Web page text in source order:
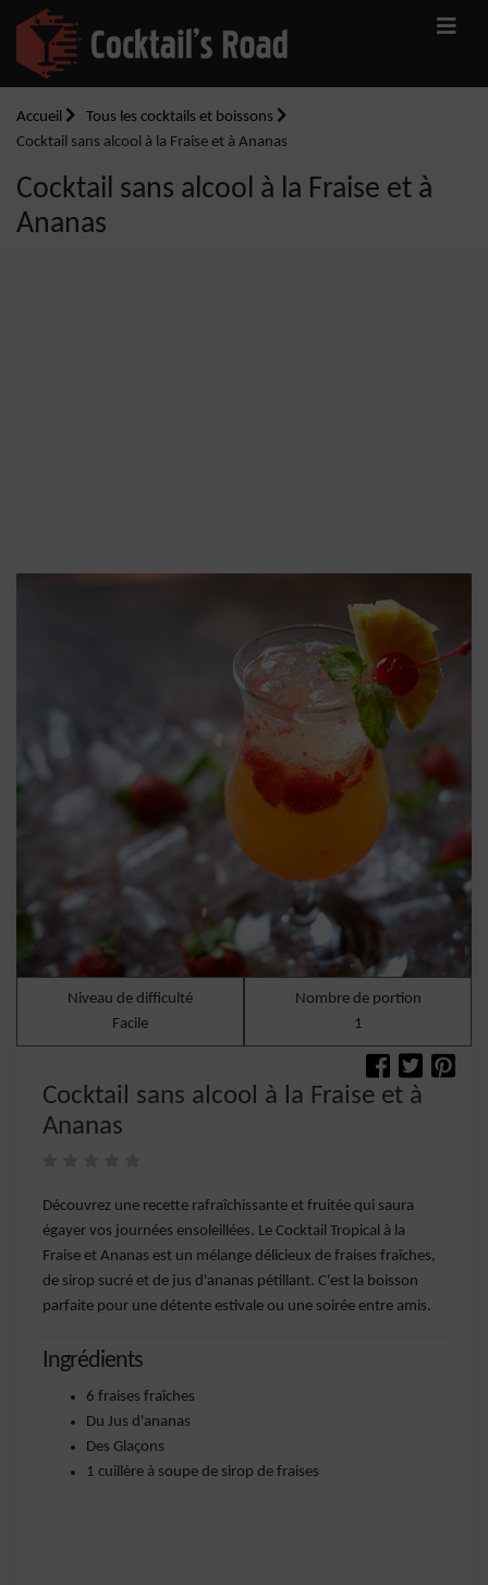
Accueil
Tous les cocktails et boissons
Cocktail sans alcool à la Fraise et à Ananas
Cocktail sans alcool à la Fraise et à
Ananas
Niveau de difficulté
Facile
Nombre de portion
1
Cocktail sans alcool à la Fraise et à
Ananas
Découvrez une recette rafraîchissante et fruitée qui saura
égayer vos journées ensoleillées. Le Cocktail Tropical à la
Fraise et Ananas est un mélange délicieux de fraises fraîches,
de sirop sucré et de jus d'ananas pétillant. C'est la boisson
parfaite pour une détente estivale ou une soirée entre amis.
Ingrédients
6 fraises fraîches
Du Jus d'ananas
Des Glaçons
1 cuillère à soupe de sirop de fraises